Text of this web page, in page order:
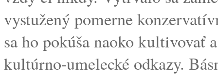
vystužený pomerne
sa ho pokúša naoko kultivovať
kultúrno-umelecké odkazy.